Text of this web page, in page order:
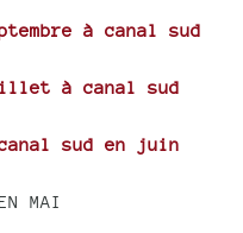
à canal sud
à canal sud
sud en juin
MAI